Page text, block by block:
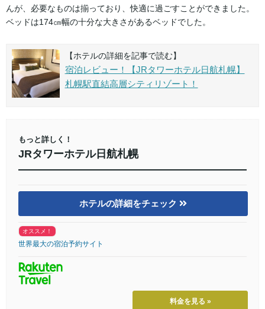
んが、必要なものは揃っており、快適に過ごすことができました。
ベッドは174㎝幅の十分な大きさがあるベッドでした。
【ホテルの詳細を記事で読む】
宿泊レビュー！【JRタワーホテル日航札幌】
札幌駅直結高層シティリゾート！
もっと詳しく！
JRタワーホテル日航札幌
ホテルの詳細をチェック
オススメ！
世界最大の宿泊予約サイト
料金を見る »